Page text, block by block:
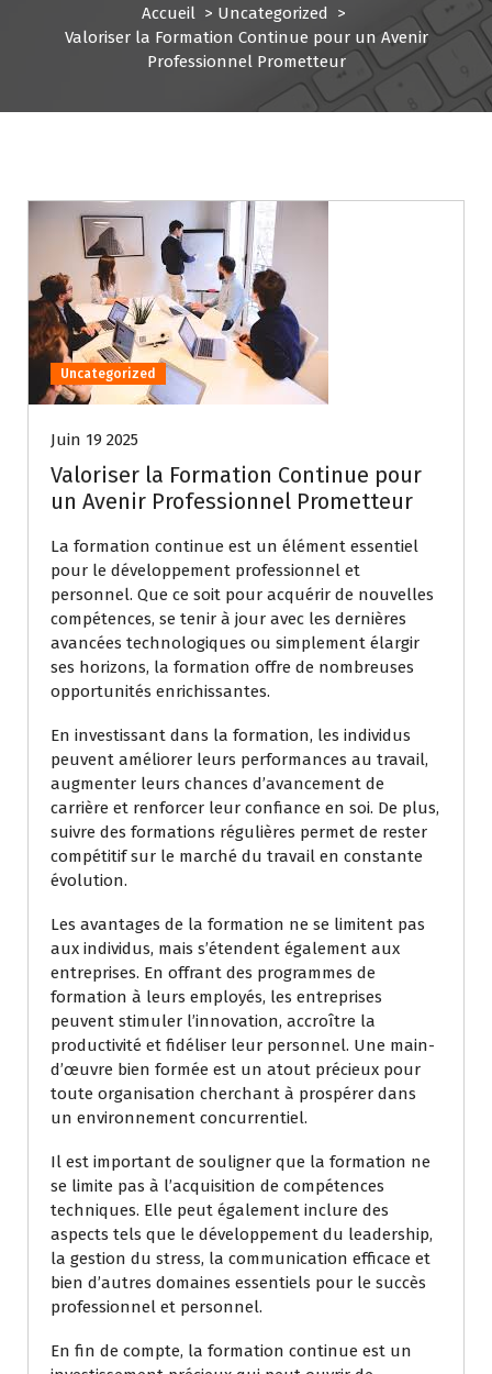
Accueil > Uncategorized >
Valoriser la Formation Continue pour un Avenir
Professionnel Prometteur
Uncategorized
Juin 19 2025
Valoriser la Formation Continue pour
un Avenir Professionnel Prometteur
La formation continue est un élément essentiel
pour le développement professionnel et
personnel. Que ce soit pour acquérir de nouvelles
compétences, se tenir à jour avec les dernières
avancées technologiques ou simplement élargir
ses horizons, la formation offre de nombreuses
opportunités enrichissantes.
En investissant dans la formation, les individus
peuvent améliorer leurs performances au travail,
augmenter leurs chances d’avancement de
carrière et renforcer leur confiance en soi. De plus,
suivre des formations régulières permet de rester
compétitif sur le marché du travail en constante
évolution.
Les avantages de la formation ne se limitent pas
aux individus, mais s’étendent également aux
entreprises. En offrant des programmes de
formation à leurs employés, les entreprises
peuvent stimuler l’innovation, accroître la
productivité et fidéliser leur personnel. Une main-
d’œuvre bien formée est un atout précieux pour
toute organisation cherchant à prospérer dans
un environnement concurrentiel.
Il est important de souligner que la formation ne
se limite pas à l’acquisition de compétences
techniques. Elle peut également inclure des
aspects tels que le développement du leadership,
la gestion du stress, la communication efficace et
bien d’autres domaines essentiels pour le succès
professionnel et personnel.
En fin de compte, la formation continue est un